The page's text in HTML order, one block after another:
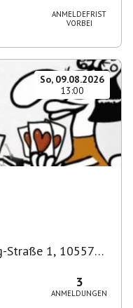
ANMELDEFRIST
VORBEI
So, 09.08.2026
13:00
Straße 1, 10557
3
ANMELDUNGEN